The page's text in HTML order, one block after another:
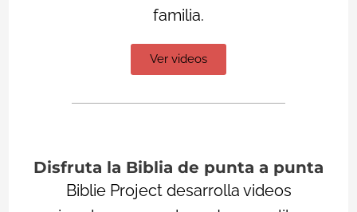
familia.
Ver videos
Disfruta la Biblia de punta a punta
Biblie Project desarrolla videos